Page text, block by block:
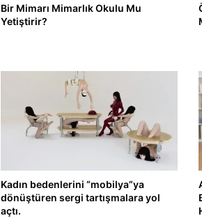
Bir Mimarı Mimarlık Okulu Mu
Yetiştirir?
Kadın bedenlerini “mobilya”ya
dönüştüren sergi tartışmalara yol
açtı.